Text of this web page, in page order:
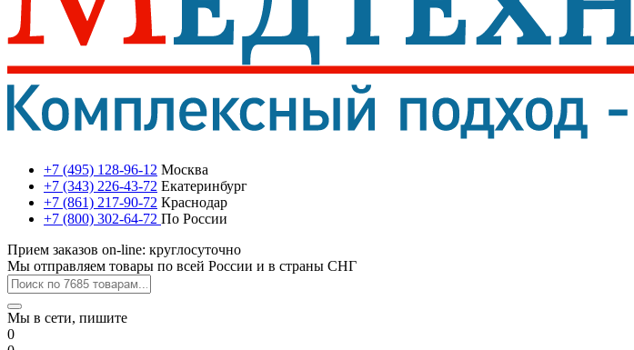
+7 (495) 128-96-12 Москва
+7 (343) 226-43-72 Екатеринбург
+7 (861) 217-90-72 Краснодар
+7 (800) 302-64-72 По России
Прием заказов on-line: круглосуточно
Мы отправляем товары по всей России и в страны СНГ
Мы в сети, пишите
0